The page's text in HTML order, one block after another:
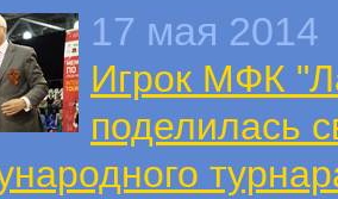
17 мая 2014
Игрок МФК
поделилась